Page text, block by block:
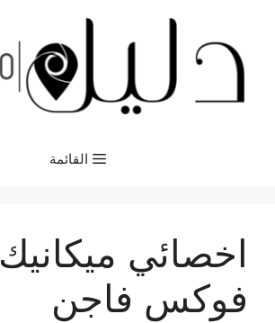
المحتوى
القائمة
اخصائي ميكانيك
فوكس فاجن